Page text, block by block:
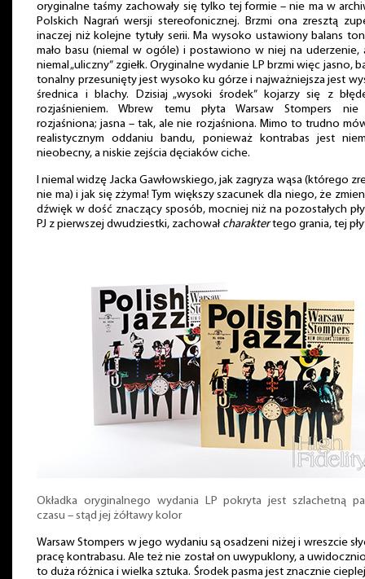
oryginalne taśmy zachowały się tylko tej formie – nie ma w
Polskich Nagrań wersji stereofonicznej. Brzmi ona zresztą
inaczej niż kolejne tytuły serii. Ma wysoko ustawiony balans
mało basu (niemal w ogóle) i postawiono w niej na uderzenie,
niemal „uliczny” zgiełk. Oryginalne wydanie LP brzmi więc jasno,
tonalny przesunięty jest wysoko ku górze i najważniejsza jest
średnica i blachy. Dzisiaj „wysoki środek” kojarzy się z
rozjaśnieniem. Wbrew temu płyta Warsaw Stompers
rozjaśniona; jasna – tak, ale nie rozjaśniona. Mimo to trudno
realistycznym oddaniu bandu, ponieważ kontrabas jest
nieobecny, a niskie zejścia dęciaków ciche.
I niemal widzę Jacka Gawłowskiego, jak zagryza wąsa (którego
nie ma) i jak się zżyma! Tym większy szacunek dla niego, że
dźwięk w dość znaczący sposób, mocniej niż na pozostałych
PJ z pierwszej dwudziestki, zachował charaktertego grania, tej
Okładka oryginalnego wydania LP pokryta jest szlachetną
czasu – stąd jej żółtawy kolor
Warsaw Stompers w jego wydaniu są osadzeni niżej i wreszcie
pracę kontrabasu. Ale też nie został on uwypuklony, a
to duża różnica i wielka sztuka. Środek pasma jest znacznie